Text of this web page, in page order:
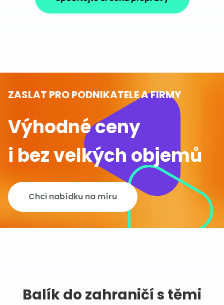
ZASLAT PRO PODNIKATELE A FIRMY
Výhodné ceny
i bez velkých objemů
Chci nabídku na míru
Balík do zahraničí s těmi